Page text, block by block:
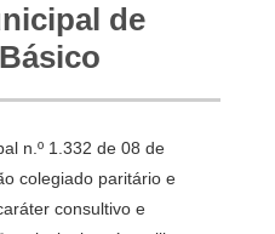
de
n.º 1.332 de 08 de
colegiado paritário e
consultivo e